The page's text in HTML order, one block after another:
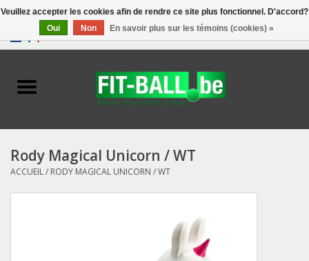
0 Articles - €0,00
Rody Magical Unicorn / WT
ACCUEIL/ RODY MAGICAL UNICORN / WT
Veuillez accepter les cookies afin de rendre ce site plus fonctionnel. D'accord?
Oui
Non En savoir plus sur les témoins (cookies) »